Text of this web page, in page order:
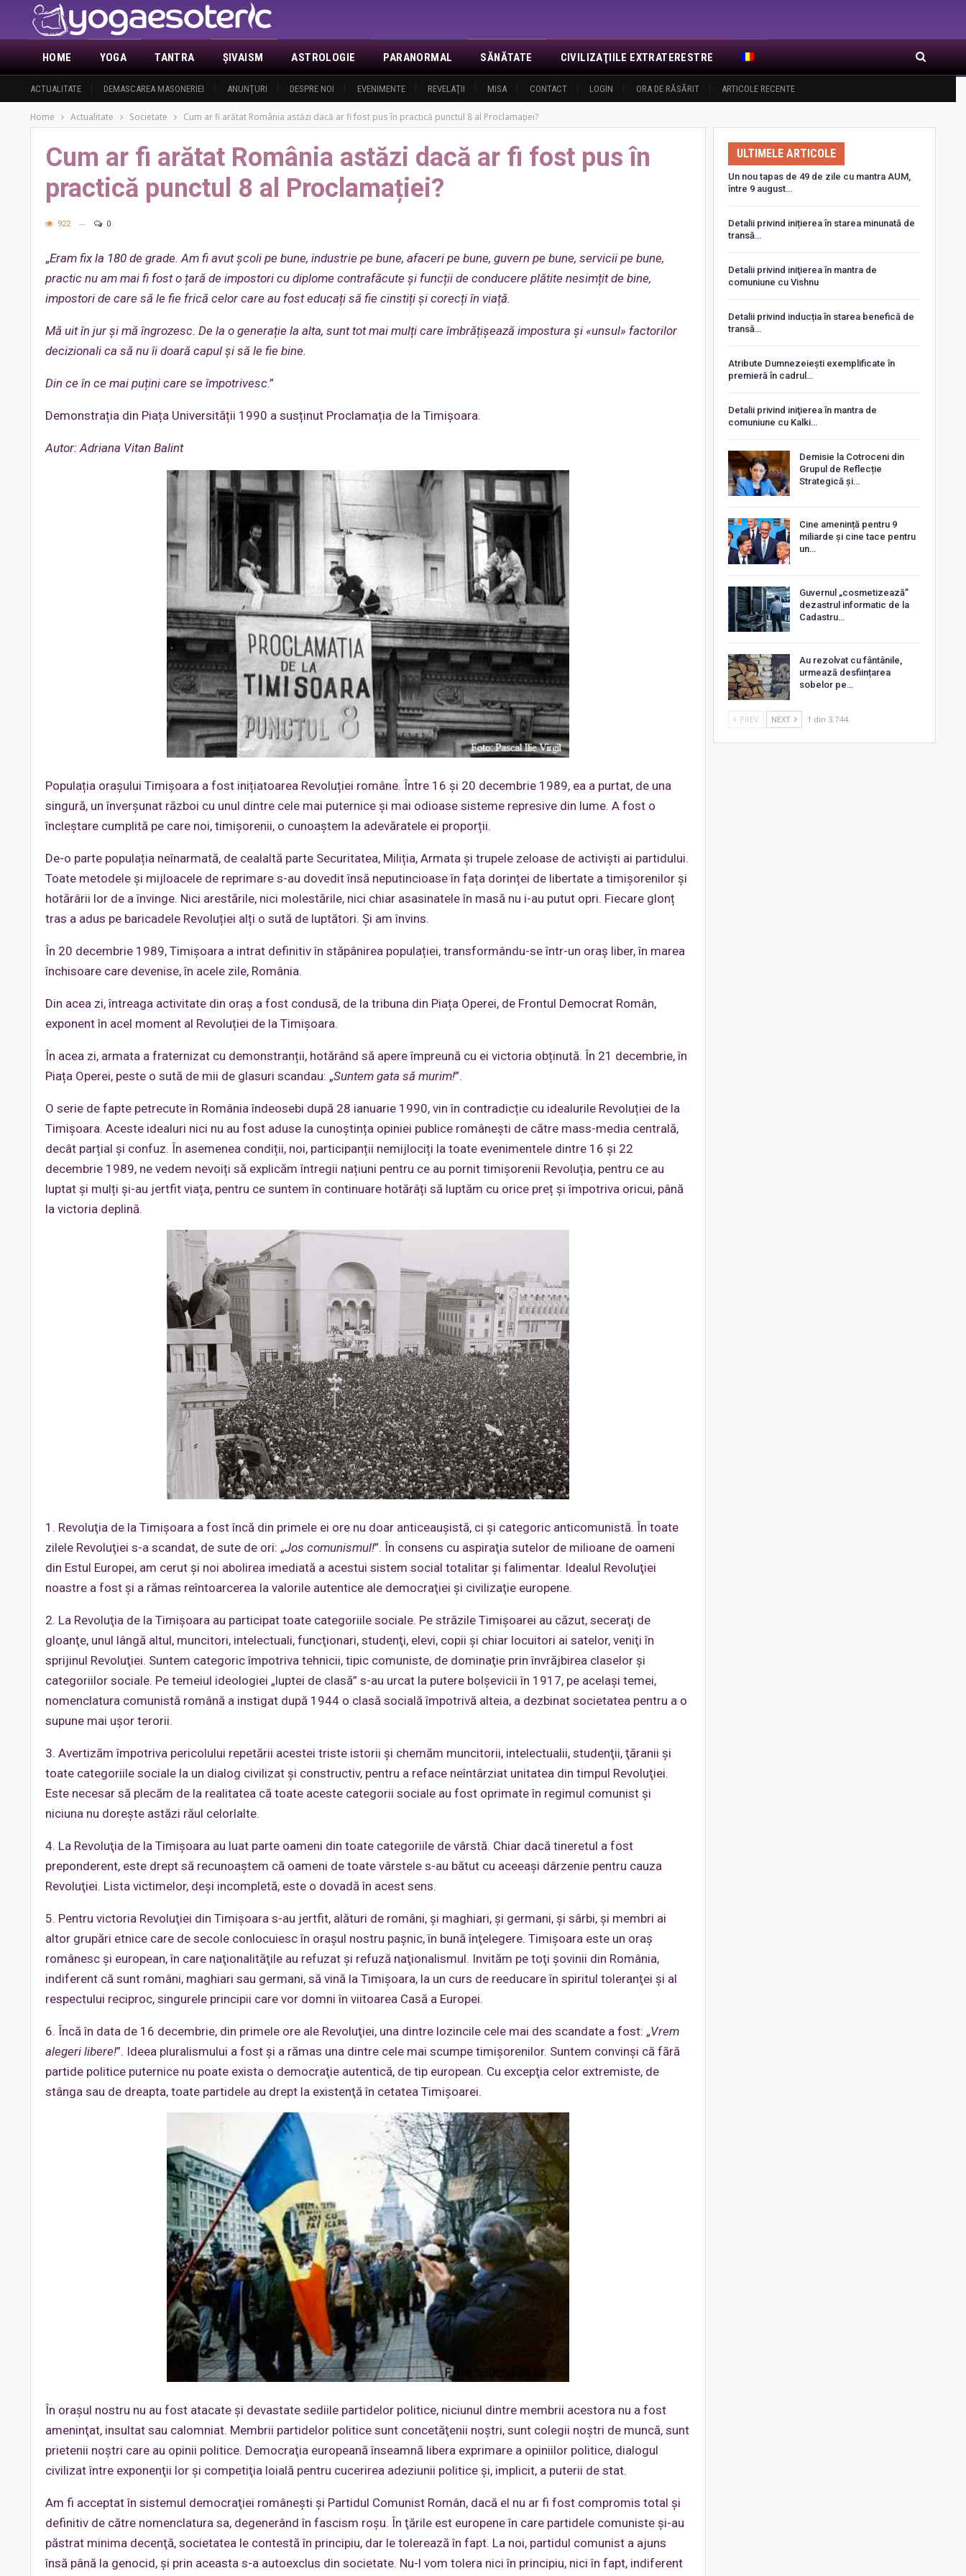
HOME
ACTUALITATE DEMASCAREA MASONERIEI ANUNŢURI DESPRE NOI EVENIMENTE REVELAŢII MISA CONTACT LOGIN ORA DE RĂSĂRIT ARTICOLE RECENTE
YOGA TANTRA ŞIVAISM ASTROLOGIE PARANORMAL SĂNĂTATE CIVILIZAŢIILE EXTRATERESTRE
Home Actualitate Societate Cum ar fi arătat România astăzi dacă ar fi fost pus în practică punctul 8 al Proclamației?
Cum ar fi arătat România astăzi dacă ar fi fost pus în
practică punctul 8 al Proclamației?
922 0
„Eram fix la 180 de grade. Am fi avut școli pe bune, industrie pe bune, afaceri pe bune, guvern pe bune, servicii pe bune,
practic nu am mai fi fost o țară de impostori cu diplome contrafăcute și funcții de conducere plătite nesimțit de bine,
impostori de care să le fie frică celor care au fost educați să fie cinstiți și corecți în viață.
Mă uit în jur și mă îngrozesc. De la o generație la alta, sunt tot mai mulți care îmbrățișează impostura și «unsul» factorilor
decizionali ca să nu îi doară capul și să le fie bine.
Din ce în ce mai puțini care se împotrivesc.”
Demonstrația din Piața Universității 1990 a susținut Proclamația de la Timișoara.
Autor:Adriana Vitan Balint
Populația orașului Timișoara a fost inițiatoarea Revoluției române. Între 16 și 20 decembrie 1989, ea a purtat, de una
singură, un înverșunat război cu unul dintre cele mai puternice și mai odioase sisteme represive din lume. A fost o
încleștare cumplită pe care noi, timișorenii, o cunoaștem la adevăratele ei proporții.
De-o parte populația neînarmată, de cealaltă parte Securitatea, Miliția, Armata și trupele zeloase de activiști ai partidului.
Toate metodele și mijloacele de reprimare s-au dovedit însă neputincioase în fața dorinței de libertate a timișorenilor și
hotărârii lor de a învinge. Nici arestările, nici molestările, nici chiar asasinatele în masă nu i-au putut opri. Fiecare glonț
tras a adus pe baricadele Revoluției alți o sută de luptători. Și am învins.
În 20 decembrie 1989, Timișoara a intrat definitiv în stăpânirea populației, transformându-se într-un oraș liber, în marea
închisoare care devenise, în acele zile, România.
Din acea zi, întreaga activitate din oraș a fost condusă, de la tribuna din Piața Operei, de Frontul Democrat Român,
exponent în acel moment al Revoluției de la Timișoara.
În acea zi, armata a fraternizat cu demonstranții, hotărând să apere împreună cu ei victoria obținută. În 21 decembrie, în
Piața Operei, peste o sută de mii de glasuri scandau: „Suntem gata să murim!”.
O serie de fapte petrecute în România îndeosebi după 28 ianuarie 1990, vin în contradicție cu idealurile Revoluției de la
Timișoara. Aceste idealuri nici nu au fost aduse la cunoștința opiniei publice românești de către mass-media centrală,
decât parțial și confuz. În asemenea condiții, noi, participanții nemijlociți la toate evenimentele dintre 16 și 22
decembrie 1989, ne vedem nevoiți să explicăm întregii națiuni pentru ce au pornit timișorenii Revoluția, pentru ce au
luptat și mulți și-au jertfit viața, pentru ce suntem în continuare hotărâți să luptăm cu orice preț și împotriva oricui, până
la victoria deplină.
1. Revoluţia de la Timişoara a fost încă din primele ei ore nu doar anticeauşistă, ci şi categoric anticomunistă. În toate
zilele Revoluţiei s-a scandat, de sute de ori: „Jos comunismul!”. În consens cu aspiraţia sutelor de milioane de oameni
din Estul Europei, am cerut şi noi abolirea imediată a acestui sistem social totalitar şi falimentar. Idealul Revoluţiei
noastre a fost şi a rămas reîntoarcerea la valorile autentice ale democraţiei şi civilizaţie europene.
2. La Revoluţia de la Timişoara au participat toate categoriile sociale. Pe străzile Timişoarei au căzut, seceraţi de
gloanţe, unul lângă altul, muncitori, intelectuali, funcţionari, studenţi, elevi, copii şi chiar locuitori ai satelor, veniţi în
sprijinul Revoluţiei. Suntem categoric împotriva tehnicii, tipic comuniste, de dominaţie prin învrăjbirea claselor şi
categoriilor sociale. Pe temeiul ideologiei „luptei de clasă” s-au urcat la putere bolşevicii în 1917, pe acelaşi temei,
nomenclatura comunistă română a instigat după 1944 o clasă socială împotrivă alteia, a dezbinat societatea pentru a o
supune mai uşor terorii.
3. Avertizăm împotriva pericolului repetării acestei triste istorii şi chemăm muncitorii, intelectualii, studenţii, ţăranii şi
toate categoriile sociale la un dialog civilizat şi constructiv, pentru a reface neîntârziat unitatea din timpul Revoluţiei.
Este necesar să plecăm de la realitatea că toate aceste categorii sociale au fost oprimate în regimul comunist şi
niciuna nu doreşte astăzi răul celorlalte.
4. La Revoluţia de la Timişoara au luat parte oameni din toate categoriile de vârstă. Chiar dacă tineretul a fost
preponderent, este drept să recunoaştem că oameni de toate vârstele s-au bătut cu aceeaşi dârzenie pentru cauza
Revoluţiei. Lista victimelor, deşi incompletă, este o dovadă în acest sens.
5. Pentru victoria Revoluţiei din Timişoara s-au jertfit, alături de români, şi maghiari, şi germani, şi sârbi, şi membri ai
altor grupări etnice care de secole conlocuiesc în oraşul nostru paşnic, în bună înţelegere. Timişoara este un oraş
românesc şi european, în care naţionalităţile au refuzat şi refuză naţionalismul. Invităm pe toţi şovinii din România,
indiferent că sunt români, maghiari sau germani, să vină la Timişoara, la un curs de reeducare în spiritul toleranţei şi al
respectului reciproc, singurele principii care vor domni în viitoarea Casă a Europei.
6. Încă în data de 16 decembrie, din primele ore ale Revoluţiei, una dintre lozincile cele mai des scandate a fost: „Vrem
alegeri libere!”. Ideea pluralismului a fost şi a rămas una dintre cele mai scumpe timişorenilor. Suntem convinşi că fără
partide politice puternice nu poate exista o democraţie autentică, de tip european. Cu excepţia celor extremiste, de
stânga sau de dreapta, toate partidele au drept la existenţă în cetatea Timişoarei.
În oraşul nostru nu au fost atacate şi devastate sediile partidelor politice, niciunul dintre membrii acestora nu a fost
ameninţat, insultat sau calomniat. Membrii partidelor politice sunt concetăţenii noştri, sunt colegii noştri de muncă, sunt
prietenii noştri care au opinii politice. Democraţia europeană înseamnă libera exprimare a opiniilor politice, dialogul
civilizat între exponenţii lor şi competiţia loială pentru cucerirea adeziunii politice şi, implicit, a puterii de stat.
Am fi acceptat în sistemul democraţiei româneşti şi Partidul Comunist Român, dacă el nu ar fi fost compromis total şi
definitiv de către nomenclatura sa, degenerând în fascism roşu. În ţările est europene în care partidele comuniste şi-au
păstrat minima decenţă, societatea le contestă în principiu, dar le tolerează în fapt. La noi, partidul comunist a ajuns
însă până la genocid, şi prin aceasta s-a autoexclus din societate. Nu-l vom tolera nici în principiu, nici în fapt, indiferent
ULTIMELE ARTICOLE
Un nou tapas de 49 de zile cu mantra AUM,
între 9 august…
Detalii privind inițierea în starea minunată de
transă…
Detalii privind iniţierea în mantra de
comuniune cu Vishnu
Detalii privind inducția în starea benefică de
transă…
Atribute Dumnezeiești exemplificate în
premieră în cadrul…
Detalii privind iniţierea în mantra de
comuniune cu Kalki…
Demisie la Cotroceni din
Grupul de Reflecție
Strategică și…
Cine amenință pentru 9
miliarde și cine tace pentru
un…
Guvernul „cosmetizează”
dezastrul informatic de la
Cadastru…
Au rezolvat cu fântânile,
urmează desființarea
sobelor pe…
PREV NEXT 1 din 3.744